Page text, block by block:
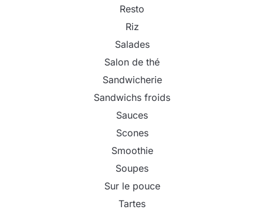
Resto
Riz
Salades
Salon de thé
Sandwicherie
Sandwichs froids
Sauces
Scones
Smoothie
Soupes
Sur le pouce
Tartes